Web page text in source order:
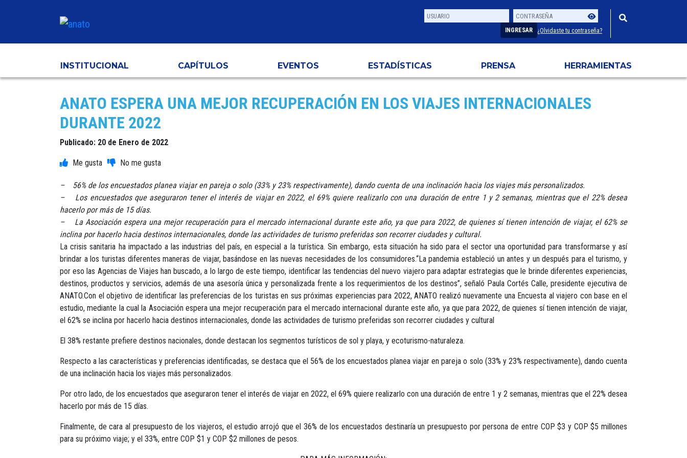
Usuario
Contraseña
INGRESAR ¿Olvidaste tu contraseña?
INSTITUCIONAL CAPÍTULOS EVENTOS ESTADÍSTICAS PRENSA HERRAMIENTAS
ANATO ESPERA UNA MEJOR RECUPERACIÓN EN LOS VIAJES INTERNACIONALES
DURANTE 2022
Publicado: 20 de Enero de 2022
– 56% de los encuestados planea viajar en pareja o solo (33% y 23% respectivamente), dando cuenta de una inclinación hacia los viajes más personalizados.
– Los encuestados que aseguraron tener el interés de viajar en 2022, el 69% quiere realizarlo con una duración de entre 1 y 2 semanas, mientras que el 22% desea
hacerlo por más de 15 días.
– La Asociación espera una mejor recuperación para el mercado internacional durante este año, ya que para 2022, de quienes sí tienen intención de viajar, el 62% se
inclina por hacerlo hacia destinos internacionales, donde las actividades de turismo preferidas son recorrer ciudades y cultural.
La crisis sanitaria ha impactado a las industrias del país, en especial a la turística. Sin embargo, esta situación ha sido para el sector una oportunidad para transformarse y así
brindar a los turistas diferentes maneras de viajar, basándose en las nuevas necesidades de los consumidores.“La pandemia estableció un antes y un después para el turismo, y
por eso las Agencias de Viajes han buscado, a lo largo de este tiempo, identificar las tendencias del nuevo viajero para adaptar estrategias que le brinde diferentes experiencias,
destinos, productos y servicios, además de una asesoría única y personalizada frente a los requerimientos de los destinos”, señaló Paula Cortés Calle, presidente ejecutiva de
ANATO.Con el objetivo de identificar las preferencias de los turistas en sus próximas experiencias para 2022, ANATO realizó nuevamente una Encuesta al viajero con base en el
estudio, mediante la cual la Asociación espera una mejor recuperación para el mercado internacional durante este año, ya que para 2022, de quienes sí tienen intención de viajar,
el 62% se inclina por hacerlo hacia destinos internacionales, donde las actividades de turismo preferidas son recorrer ciudades y cultural
El 38% restante prefiere destinos nacionales, donde destacan los segmentos turísticos de sol y playa, y ecoturismo-naturaleza.
Respecto a las características y preferencias identificadas, se destaca que el 56% de los encuestados planea viajar en pareja o solo (33% y 23% respectivamente), dando cuenta
de una inclinación hacia los viajes más personalizados.
Por otro lado, de los encuestados que aseguraron tener el interés de viajar en 2022, el 69% quiere realizarlo con una duración de entre 1 y 2 semanas, mientras que el 22% desea
hacerlo por más de 15 días.
Finalmente, de cara al presupuesto de los viajeros, el estudio arrojó que el 36% de los encuestados destinaría un presupuesto por persona de entre COP $3 y COP $5 millones
para su próximo viaje; y el 33%, entre COP $1 y COP $2 millones de pesos.